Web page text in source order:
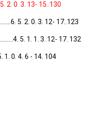
5. 2. 0. 3. 13- 15..130
5. 2. 0. 3. 12- 17..123
5. 1. 1. 3. 12- 17. 132
1. 0. 4. 6 - 14. 104